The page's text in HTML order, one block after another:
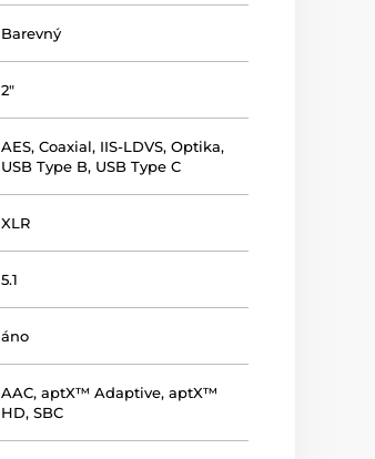
Barevný
2"
AES,Coaxial, IIS-LDVS,Optika,
USB Type B, USB Type C
XLR
5.1
áno
AAC,aptX™ Adaptive,aptX™
HD,SBC